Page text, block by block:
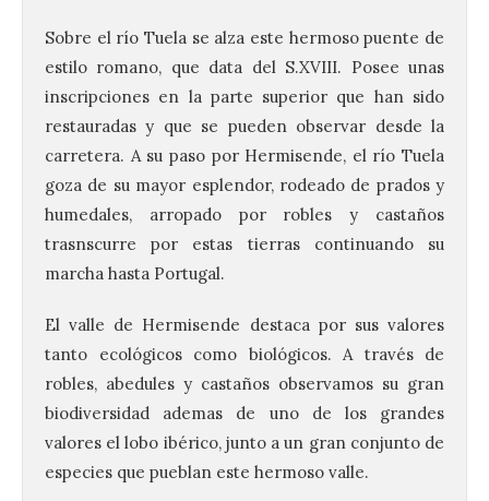
Sobre el río Tuela se alza este hermoso puente de
estilo romano, que data del S.XVIII. Posee unas
inscripciones en la parte superior que han sido
restauradas y que se pueden observar desde la
carretera. A su paso por Hermisende, el río Tuela
goza de su mayor esplendor, rodeado de prados y
humedales, arropado por robles y castaños
trasnscurre por estas tierras continuando su
marcha hasta Portugal.
El valle de Hermisende destaca por sus valores
tanto ecológicos como biológicos. A través de
robles, abedules y castaños observamos su gran
biodiversidad ademas de uno de los grandes
valores el lobo ibérico, junto a un gran conjunto de
especies que pueblan este hermoso valle.
120 jóvenes completan su
formación en robótica y
entornos digitales en un